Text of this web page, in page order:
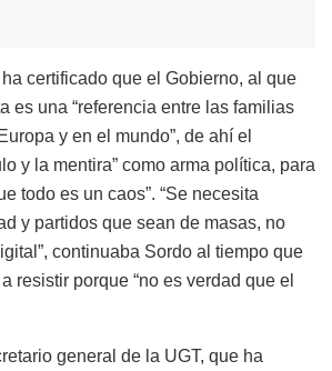
certificado que el Gobierno, al que
es una “referencia entre las familias
y en el mundo”, de ahí el
y la mentira” como arma política, para
todo es un caos”. “Se necesita
y partidos que sean de masas, no
continuaba Sordo al tiempo que
resistir porque “no es verdad que el
general de la UGT, que ha